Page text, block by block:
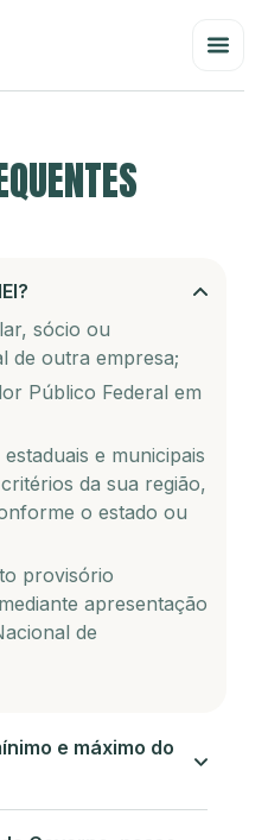
sócio ou
de outra empresa;
Público Federal em
e municipais
da sua região,
o estado ou
provisório
apresentação
de
e máximo do